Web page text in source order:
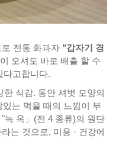
전통 화과자 "갑자기 경
오셔도 바로 배출 할 수
다고합니다.
식감. 동안 셔벗 모양의
는 먹을 때의 느낌이 부
녹 옥」(전 4 종류)의 원단
는 것으로, 미용 · 건강에